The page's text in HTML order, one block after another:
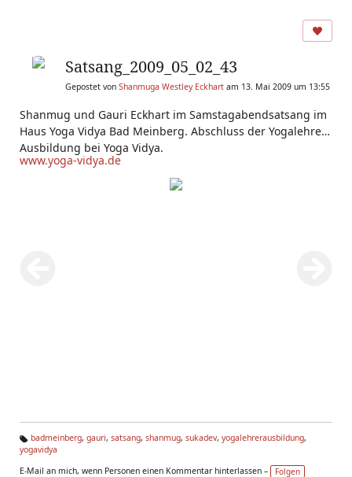
Satsang_2009_05_02_43
Gepostet von Shanmuga Westley Eckhart am 13. Mai 2009 um 13:55
Shanmug und Gauri Eckhart im Samstagabendsatsang im
Haus Yoga Vidya Bad Meinberg. Abschluss der Yogalehrer
Ausbildung bei Yoga Vidya.
www.yoga-vidya.de
Ta
badmeinberg, gauri, satsang, shanmug, sukadev, yogalehrerausbildung,
yogavidya
E-Mail an mich, wenn Personen einen Kommentar hinterlassen –
Folgen